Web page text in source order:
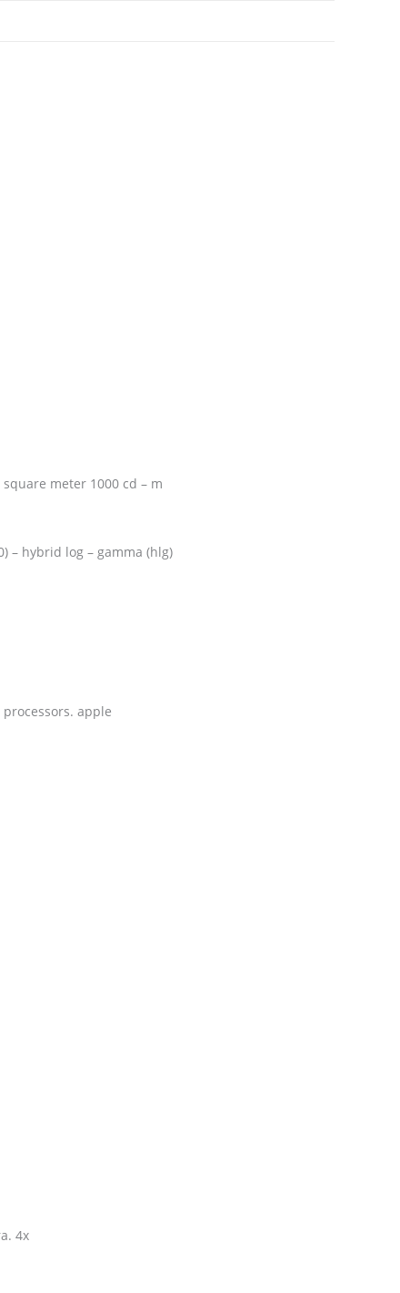
meter 1000 cd – m
– hybrid log – gamma (hlg)
apple
4x